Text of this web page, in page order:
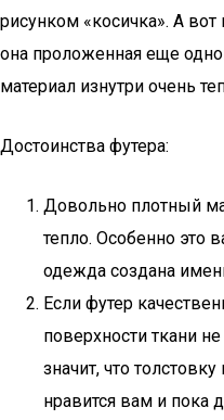
рисунком «косичка». А вот
она проложенная еще
материал изнутри очень
Достоинства футера:
Довольно плотный
тепло. Особенно это
одежда создана
Если футер
поверхности ткани
значит, что
нравится вам и пока